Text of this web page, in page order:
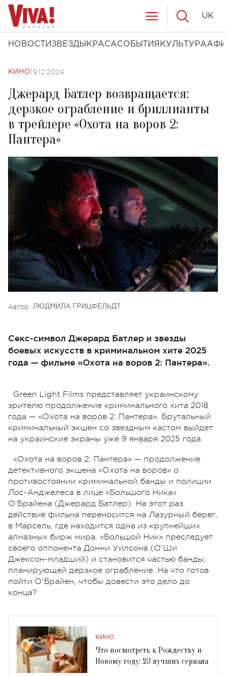
НОВОСТИ ЗВЕЗДЫ КРАСАСОБЫТИЯ КУЛЬТУРА
UK
КИНО19.12.2024
Джерард Батлер возвращается:
дерзкое ограбление и бриллианты
в трейлере «Охота на воров 2:
Пантера»
Автор: ЛЮДМИЛА ГРИЦФЕЛЬДТ
Секс-символ Джерард Батлер и звезды
боевых искусств в криминальном хите 2025
года — фильме «Охота на воров 2: Пантера».
Green Light Films представляет украинскому
зрителю продолжение криминального хита 2018
года — «Охота на воров 2: Пантера». Брутальный
криминальный экшен со звездным кастом выйдет
на украинские экраны уже 9 января 2025 года.
«Охота на воров 2: Пантера» — продолжение
детективного экшена «Охота на воров» о
противостоянии криминальной банды и полиции
Лос-Анджелеса в лице «Большого Ника»
О'Брайена (Джерард Батлер). На этот раз
действие фильма переносится на Лазурный берег,
в Марсель, где находится одна из крупнейших
алмазных бирж мира. «Большой Ник» преследует
своего оппонента Донни Уилсона (О'Ши
Джексон-младший) и становится частью банды,
планирующей дерзкое ограбление. На что готов
пойти О'Брайен, чтобы довести это дело до
конца?
КИНО
Что посмотреть к Рождеству и
Новому году: 23 лучших сериала